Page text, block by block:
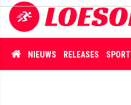
NIEUWS RELEASES SPORT